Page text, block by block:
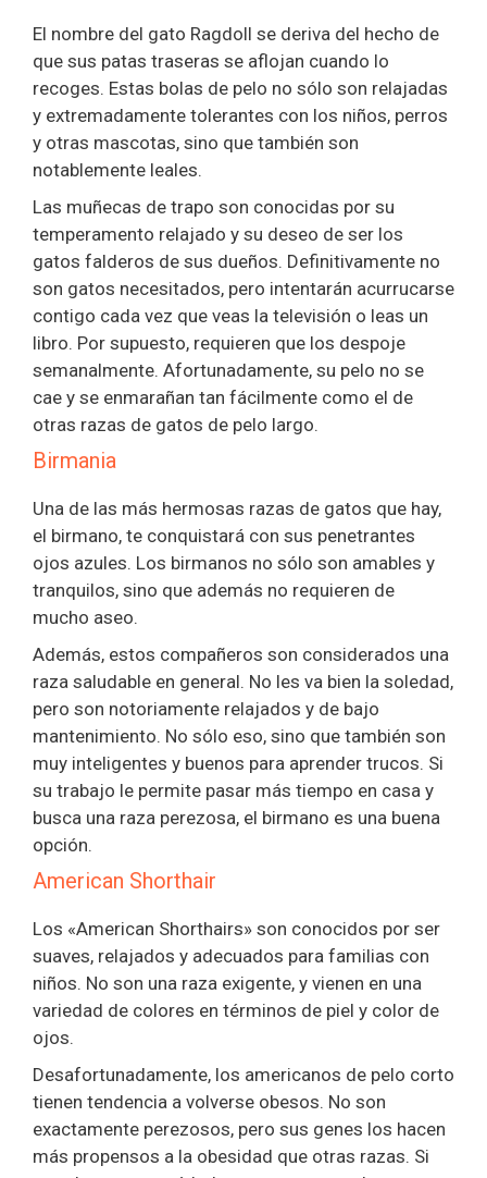
El nombre del gato Ragdoll se deriva del hecho de
que sus patas traseras se aflojan cuando lo
recoges. Estas bolas de pelo no sólo son relajadas
y extremadamente tolerantes con los niños, perros
y otras mascotas, sino que también son
notablemente leales.
Las muñecas de trapo son conocidas por su
temperamento relajado y su deseo de ser los
gatos falderos de sus dueños. Definitivamente no
son gatos necesitados, pero intentarán acurrucarse
contigo cada vez que veas la televisión o leas un
libro. Por supuesto, requieren que los despoje
semanalmente. Afortunadamente, su pelo no se
cae y se enmarañan tan fácilmente como el de
otras razas de gatos de pelo largo.
Birmania
Una de las más hermosas razas de gatos que hay,
el birmano, te conquistará con sus penetrantes
ojos azules. Los birmanos no sólo son amables y
tranquilos, sino que además no requieren de
mucho aseo.
Además, estos compañeros son considerados una
raza saludable en general. No les va bien la soledad,
pero son notoriamente relajados y de bajo
mantenimiento. No sólo eso, sino que también son
muy inteligentes y buenos para aprender trucos. Si
su trabajo le permite pasar más tiempo en casa y
busca una raza perezosa, el birmano es una buena
opción.
American Shorthair
Los «American Shorthairs» son conocidos por ser
suaves, relajados y adecuados para familias con
niños. No son una raza exigente, y vienen en una
variedad de colores en términos de piel y color de
ojos.
Desafortunadamente, los americanos de pelo corto
tienen tendencia a volverse obesos. No son
exactamente perezosos, pero sus genes los hacen
más propensos a la obesidad que otras razas. Si